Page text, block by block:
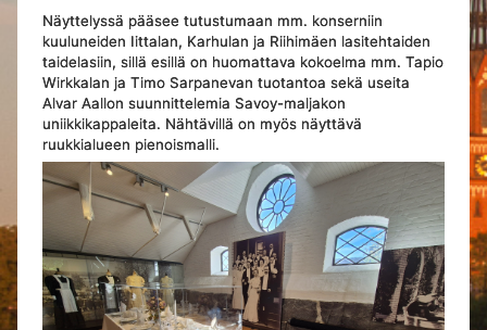
Näyttelyssä pääsee tutustumaan mm. konserniin
kuuluneiden Iittalan, Karhulan ja Riihimäen lasitehtaiden
taidelasiin, sillä esillä on huomattava kokoelma mm. Tapio
Wirkkalan ja Timo Sarpanevan tuotantoa sekä useita
Alvar Aallon suunnittelemia Savoy-maljakon
uniikkikappaleita. Nähtävillä on myös näyttävä
ruukkialueen pienoismalli.